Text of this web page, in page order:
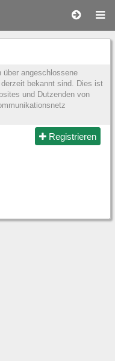
über angeschlossene
bekannt sind. Dies ist
und Dutzenden von
Registrieren